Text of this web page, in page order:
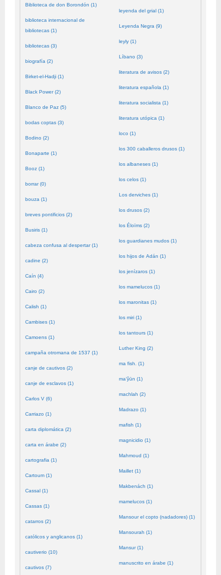
Biblioteca de don Borondón (1)
biblioteca internacional de
bibliotecas (1)
bibliotecas (3)
biografía (2)
Birket-el-Hadji (1)
Black Power (2)
Blanco de Paz (5)
bodas coptas (3)
Bodino (2)
Bonaparte (1)
Booz (1)
borrar (0)
bouza (1)
breves pontificios (2)
Busiris (1)
cabeza confusa al despertar (1)
cadine (2)
Caín (4)
Cairo (2)
Calish (1)
Cambises (1)
Camoens (1)
campaña otromana de 1537 (1)
canje de cautivos (2)
canje de esclavos (1)
Carlos V (6)
Carriazo (1)
carta diplomática (2)
carta en árabe (2)
cartografia (1)
Cartoum (1)
Cassal (1)
Cassas (1)
catarros (2)
católicos y anglicanos (1)
cautiverio (10)
cautivos (7)
leyenda del grial (1)
Leyenda Negra (9)
leyly (1)
Líbano (3)
literatura de avisos (2)
literatura española (1)
literatura socialista (1)
literatura utópica (1)
loco (1)
los 300 caballeros drusos (1)
los albaneses (1)
los celos (1)
Los derviches (1)
los drusos (2)
los Éloïms (2)
los guardianes mudos (1)
los hijos de Adán (1)
los jenízaros (1)
los mamelucos (1)
los maronitas (1)
los miri (1)
los tantours (1)
Luther King (2)
ma fish. (1)
ma’ŷūn (1)
machlah (2)
Madrazo (1)
mafish (1)
magnicidio (1)
Mahmoud (1)
Maillet (1)
Makbenách (1)
mamelucos (1)
Mansour el copto (nadadores) (1)
Mansourah (1)
Mansur (1)
manuscrito en árabe (1)